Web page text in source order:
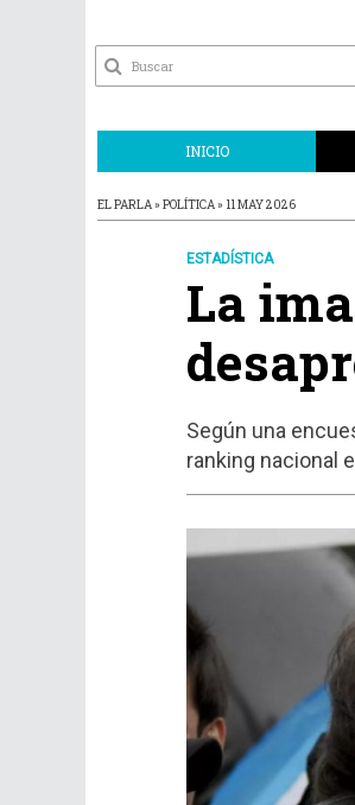
INICIO
EL PARLA » POLÍTICA » 11 MAY 2026
ESTADÍSTICA
La
Según una
ranking nacional